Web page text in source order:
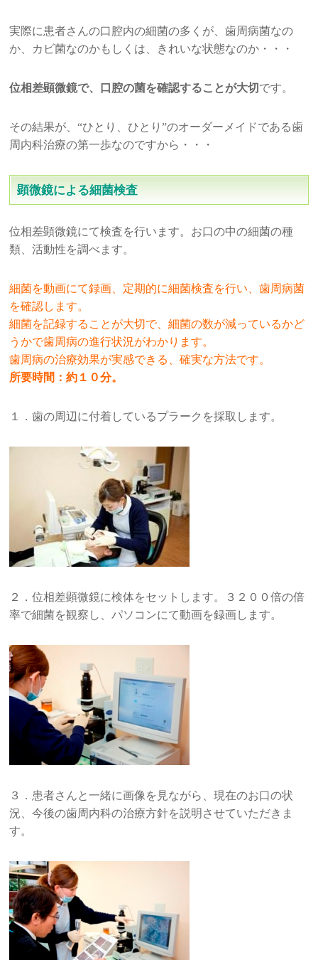
実際に患者さんの口腔内の細菌の多くが、歯周病菌なの
か、カビ菌なのかもしくは、きれいな状態なのか・・・
位相差顕微鏡で、口腔の菌を確認することが大切 です。
その結果が、“ひとり、ひとり”のオーダーメイドである歯
周内科治療の第一歩なのですから・・・
顕微鏡による細菌検査
位相差顕微鏡にて検査を行います。お口の中の細菌の種
類、活動性を調べます。
細菌を動画にて録画、定期的に細菌検査を行い、歯周病菌
を確認します。
細菌を記録することが大切で、細菌の数が減っているかど
うかで歯周病の進行状況がわかります。
歯周病の治療効果が実感できる、確実な方法です。
所要時間：約１０分。
１．歯の周辺に付着しているプラークを採取します。
２．位相差顕微鏡に検体をセットします。３２００倍の倍
率で細菌を観察し、パソコンにて動画を録画します。
３．患者さんと一緒に画像を見ながら、現在のお口の状
況、今後の歯周内科の治療方針を説明させていただきま
す。